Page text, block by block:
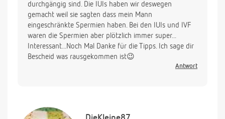
durchgängig sind. Die IUIs haben wir deswegen
gemacht weil sie sagten dass mein Mann
eingeschränkte Spermien haben. Bei den IUIs und IVF
waren die Spermien aber plötzlich immer super...
Interessant...Noch Mal Danke für die Tipps. Ich sage dir
Bescheid was rausgekommen ist😉
Antwort